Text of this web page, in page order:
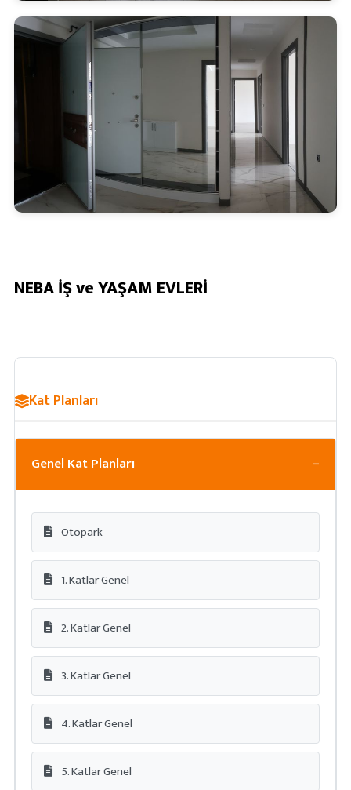
NEBA İŞ ve YAŞAM EVLERİ
Kat Planları
Genel Kat Planları −
Otopark
1. Katlar Genel
2. Katlar Genel
3. Katlar Genel
4. Katlar Genel
5. Katlar Genel